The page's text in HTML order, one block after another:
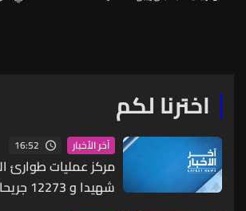
اخترنا لكم
آخر الأخبار 16:52
شهيدا